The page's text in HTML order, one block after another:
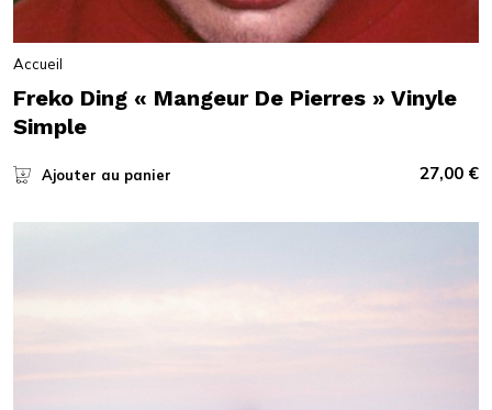
Accueil
Freko Ding « Mangeur De Pierres » Vinyle
Simple
Ajouter au panier 27,00 €